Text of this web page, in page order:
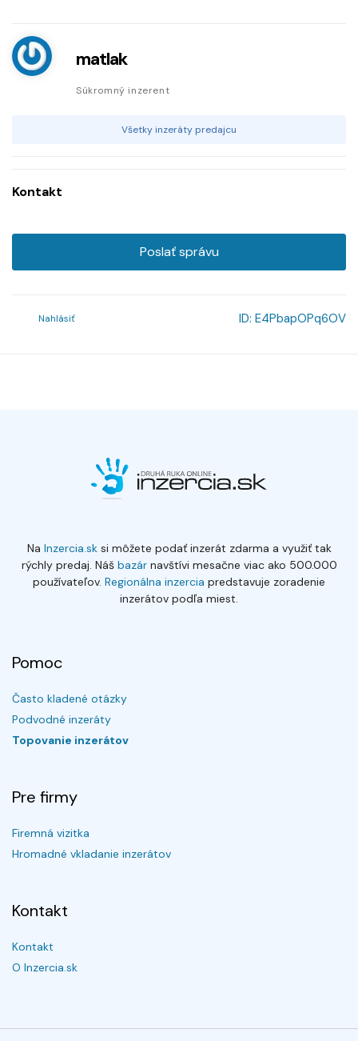
matlak
Súkromný inzerent
Všetky inzeráty predajcu
Kontakt
Poslať správu
Nahlásiť ID: E4PbapOPq6OV
Na Inzercia.sksi môžete podať inzerát zdarma a využiť tak
rýchly predaj. Náš bazárnavštívi mesačne viac ako 500.000
používateľov. Regionálna inzercia predstavuje zoradenie
inzerátov podľa miest.
Pomoc
Často kladené otázky
Podvodné inzeráty
Topovanie inzerátov
Pre firmy
Firemná vizitka
Hromadné vkladanie inzerátov
Kontakt
Kontakt
O Inzercia.sk